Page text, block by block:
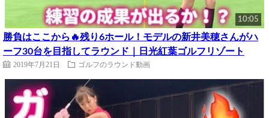
10:05
勝負はここから🔥残り6ホール！モデルの新井美穂さんがハ
ーフ30台を目指してラウンド｜日光紅葉ゴルフリゾート
2019年7月21日 ゴルフのラウンド動画